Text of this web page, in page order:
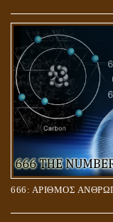
666: ΑΡΙΘΜΟΣ